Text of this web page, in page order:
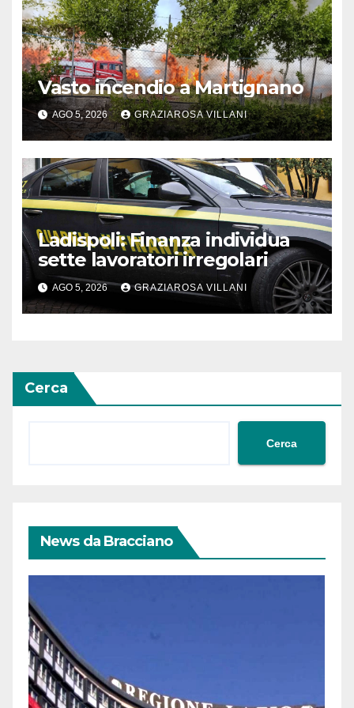
Vasto incendio a Martignano
AGO 5, 2026 GRAZIAROSA VILLANI
Ladispoli: Finanza individua
sette lavoratori irregolari
AGO 5, 2026 GRAZIAROSA VILLANI
Cerca
Cerca
News da Bracciano